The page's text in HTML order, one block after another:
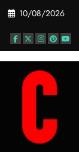
10/08/2026